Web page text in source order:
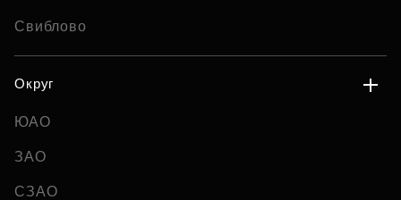
Свиблово
Округ
ЮАО
ЗАО
СЗАО